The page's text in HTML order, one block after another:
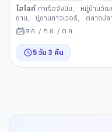
ไฮไลท์ ท่าเรือจังนิม, หมู่บ้านวั
ซาน, ปูซานทาวเวอร์, ตลาดปล
เทศกาลภาพยนตร์นานาชาติเมือง
แฮดอง ยงกุงซา
ศูนย์สมุนไพรเกาหลี,
ช้อปปิ้งย่านแฮอีนแด
ส.ค. / ก.ย. / ต.ค.
5 วัน 3 คืน